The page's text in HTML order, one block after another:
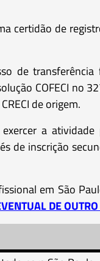
certidão de
de
COFECI no
de origem.
a
de inscrição
em São
DE